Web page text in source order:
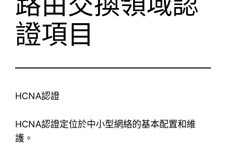
證項目
HCNA認證
HCNA認證定位於中小型網絡的基本配置和維
護。